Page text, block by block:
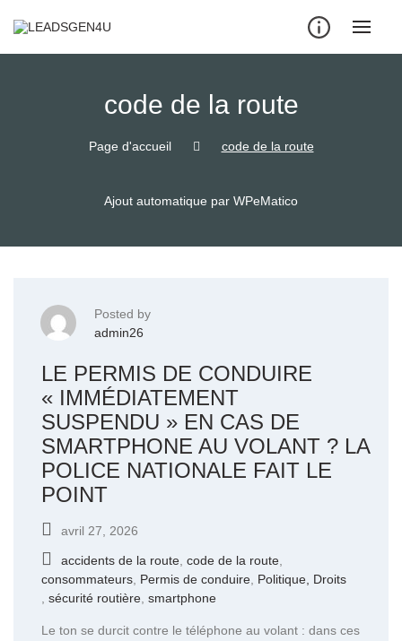
code de la route
Page d'accueil code de la route
Ajout automatique par WPeMatico
Posted by
admin26
LE PERMIS DE CONDUIRE
« IMMÉDIATEMENT
SUSPENDU » EN CAS DE
SMARTPHONE AU VOLANT ? LA
POLICE NATIONALE FAIT LE
POINT
avril 27, 2026
accidents de la route code de la route
consommateurs Permis de conduire Politique, Droits
sécurité routière smartphone
Le ton se durcit contre le téléphone au volant : dans ces